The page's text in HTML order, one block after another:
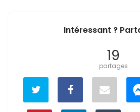
Intéressant ?
19
partages